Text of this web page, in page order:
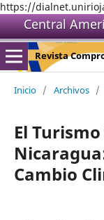
https://
Central
Revista
Inicio / Archivos /
El
Cambio